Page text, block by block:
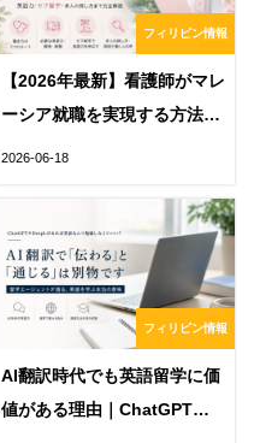
フィリピン情報
【2026年最新】看護師がマレ
ーシア就職を実現する方法｜
2026-06-18
フィリピン情報
AI翻訳時代でも英語留学に価
値がある理由｜ChatGPTや